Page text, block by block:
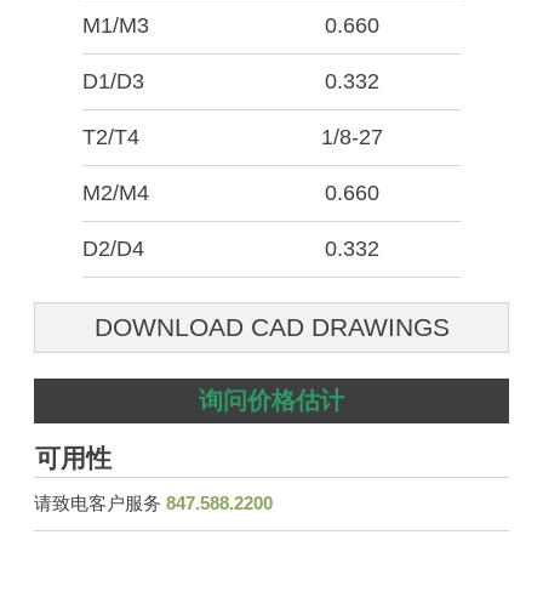
M1/M3 0.660
D1/D3 0.332
T2/T4 1/8-27
M2/M4 0.660
D2/D4 0.332
DOWNLOAD CAD DRAWINGS
询问价格估计
可用性
请致电客户服务 847.588.2200